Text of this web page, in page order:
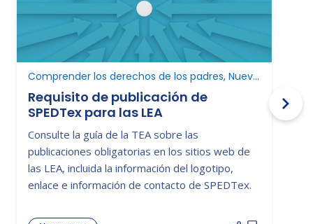
Comprender los derechos de los padres, Nuevo en educación especial
Requisito de publicación de
SPEDTex para las LEA
Consulte la guía de la TEA sobre las
publicaciones obligatorias en los sitios web de
las LEA, incluida la información del logotipo,
enlace e información de contacto de SPEDTex.